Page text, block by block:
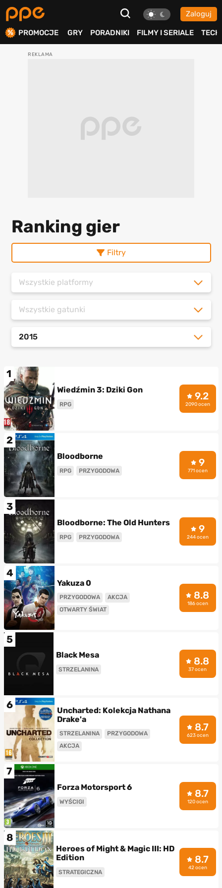
Zaloguj
PROMOCJE GRY PORADNIKI FILMY I SERIALE TECH
Ranking gier
Filtry
Wszystkie platformy
Wszystkie gatunki
2015
1
Wiedźmin 3: Dziki Gon
RPG
9.2
2090 ocen
2
Bloodborne
RPG PRZYGODOWA
9
771 ocen
3
Bloodborne: The Old Hunters
RPG PRZYGODOWA
9
244 ocen
4
Yakuza 0
PRZYGODOWA
AKCJA
OTWARTY ŚWIAT
8.8
186 ocen
5
Black Mesa
STRZELANINA
8.8
37 ocen
6
Uncharted: Kolekcja Nathana
Drake'a
STRZELANINA
PRZYGODOWA
AKCJA
8.7
623 ocen
7
Forza Motorsport 6
WYŚCIGI
8.7
120 ocen
8
Heroes of Might & Magic III: HD
Edition
STRATEGICZNA
8.7
42 ocen